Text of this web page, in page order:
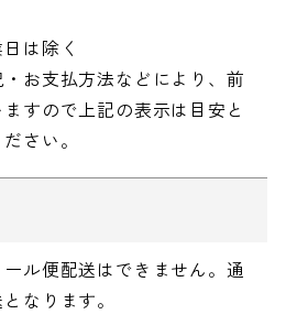
は除く
お支払方法などにより、前
すので上記の表示は目安と
さい。
ル便配送はできません。通
なります。